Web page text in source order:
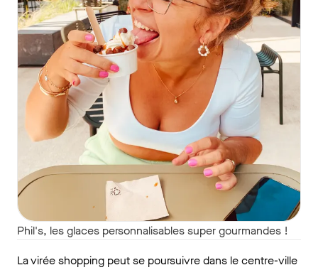
Phil's, les glaces personnalisables super gourmandes !
La virée shopping peut se poursuivre dans le centre-ville